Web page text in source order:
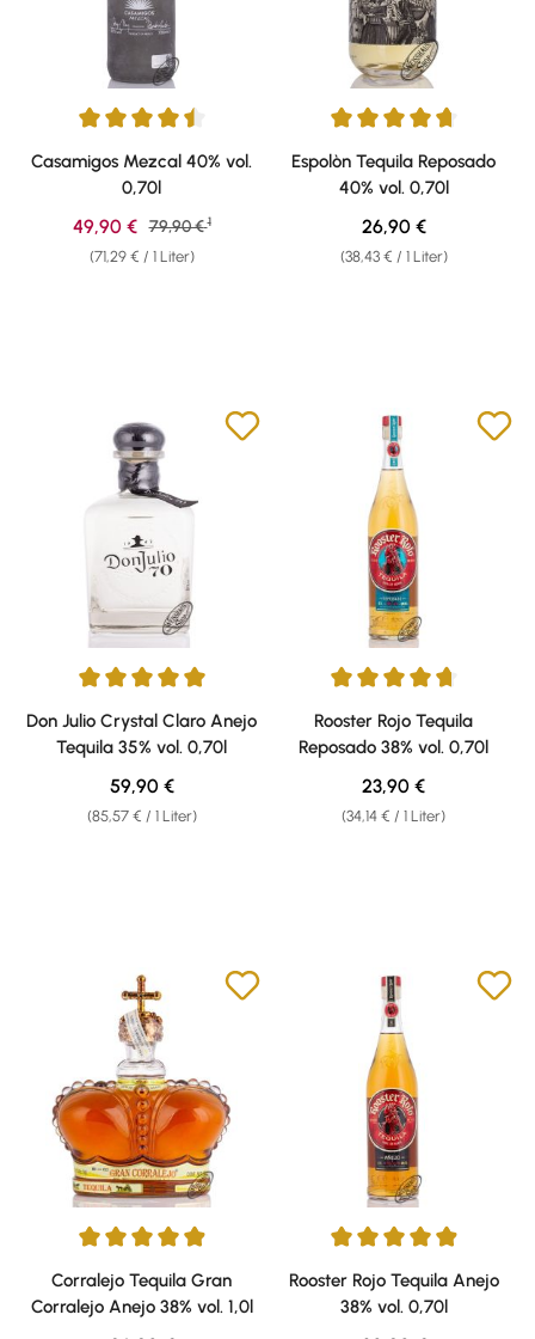
Durchschnittliche Bewertung von 4.6 von 5 Sternen
Casamigos Mezcal 40% vol.
0,70l
(71,29 € / 1 Liter)
Verkaufspreis:
49,90 € Regulärer Preis:
79,90 € 1
Durchschnittliche Bewertung
Espolòn Tequila Reposado
40% vol. 0,70l
(38,43 € / 1 Liter)
Regulärer Preis:
26,90 €
Durchschnittliche Bewertung von 5 von 5 Sternen
Don Julio Crystal Claro Anejo
Tequila 35% vol. 0,70l
(85,57 € / 1 Liter)
Regulärer Preis:
59,90 €
Durchschnittliche Bewertung
Rooster Rojo Tequila
Reposado 38% vol. 0,70l
(34,14 € / 1 Liter)
Regulärer Preis:
23,90 €
Durchschnittliche Bewertung von 4.88 von 5 Sternen
Corralejo Tequila Gran
Corralejo Anejo 38% vol. 1,0l
Durchschnittliche Bewertung
Rooster Rojo Tequila Anejo
38% vol. 0,70l